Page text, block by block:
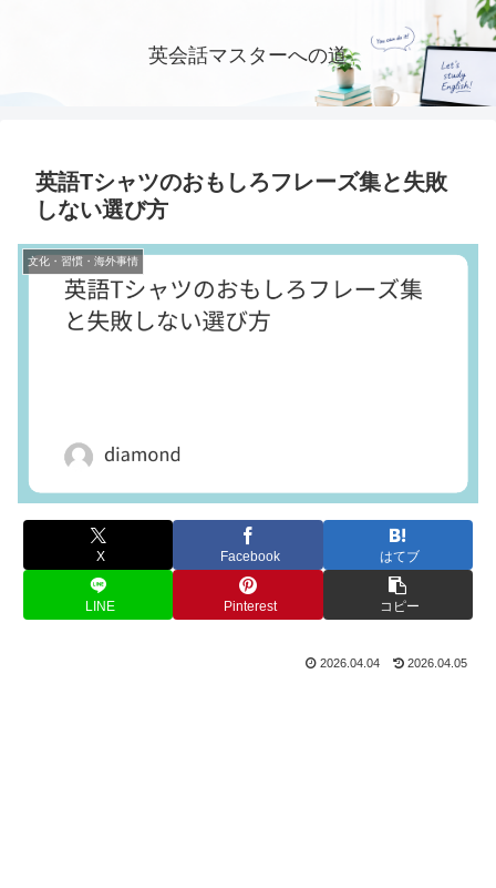
英会話マスターへの道
英語Tシャツのおもしろフレーズ集と失敗
しない選び方
文化・習慣・海外事情
X Facebook はてブ
LINE Pinterest コピー
2026.04.04 2026.04.05